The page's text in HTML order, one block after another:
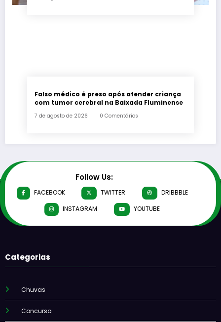
Falso médico é preso após atender criança
com tumor cerebral na Baixada Fluminense
7 de agosto de 2026 0 Comentários
Follow Us:
FACEBOOK TWITTER
DRIBBBLE
INSTAGRAM
YOUTUBE
Categorias
Chuvas
Concurso